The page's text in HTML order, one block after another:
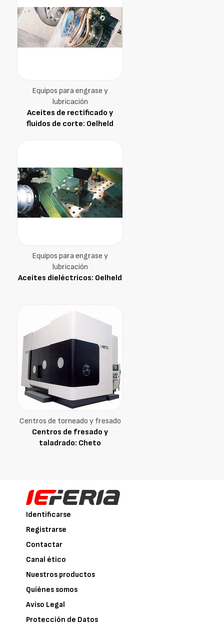
Equipos para engrase y
lubricación
Aceites de rectificado y
fluidos de corte: Oelheld
Equipos para engrase y
lubricación
Aceites dieléctricos: Oelheld
Centros de torneado y fresado
Centros de fresado y
taladrado: Cheto
Identificarse
Registrarse
Contactar
Canal ético
Nuestros productos
Quiénes somos
Aviso Legal
Protección de Datos